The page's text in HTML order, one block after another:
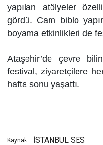
yapılan atölyeler
gördü. Cam biblo
boyama etkinlikleri de
Ataşehir’de çevre
festival, ziyaretçilere
hafta sonu yaşattı.
Kaynak: İSTANBUL SES